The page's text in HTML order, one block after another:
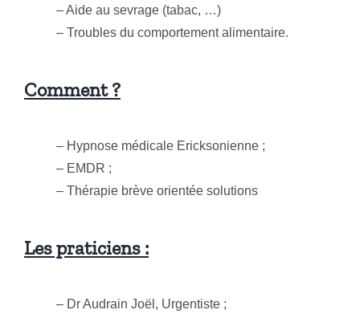
– Aide au sevrage (tabac, …)
– Troubles du comportement alimentaire.
Comment ?
– Hypnose médicale Ericksonienne ;
– EMDR ;
– Thérapie brève orientée solutions
Les praticiens :
– Dr Audrain Joël, Urgentiste ;